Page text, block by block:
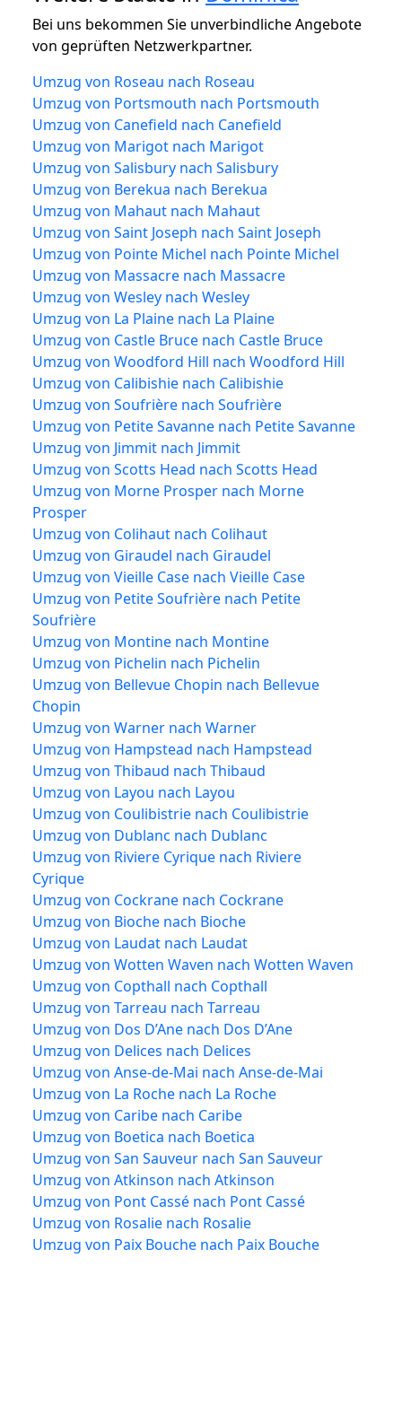
Bei uns bekommen Sie unverbindliche Angebote
von geprüften Netzwerkpartner.
Umzug von Roseau nach Roseau
Umzug von Portsmouth nach Portsmouth
Umzug von Canefield nach Canefield
Umzug von Marigot nach Marigot
Umzug von Salisbury nach Salisbury
Umzug von Berekua nach Berekua
Umzug von Mahaut nach Mahaut
Umzug von Saint Joseph nach Saint Joseph
Umzug von Pointe Michel nach Pointe Michel
Umzug von Massacre nach Massacre
Umzug von Wesley nach Wesley
Umzug von La Plaine nach La Plaine
Umzug von Castle Bruce nach Castle Bruce
Umzug von Woodford Hill nach Woodford Hill
Umzug von Calibishie nach Calibishie
Umzug von Soufrière nach Soufrière
Umzug von Petite Savanne nach Petite Savanne
Umzug von Jimmit nach Jimmit
Umzug von Scotts Head nach Scotts Head
Umzug von Morne Prosper nach Morne
Prosper
Umzug von Colihaut nach Colihaut
Umzug von Giraudel nach Giraudel
Umzug von Vieille Case nach Vieille Case
Umzug von Petite Soufrière nach Petite
Soufrière
Umzug von Montine nach Montine
Umzug von Pichelin nach Pichelin
Umzug von Bellevue Chopin nach Bellevue
Chopin
Umzug von Warner nach Warner
Umzug von Hampstead nach Hampstead
Umzug von Thibaud nach Thibaud
Umzug von Layou nach Layou
Umzug von Coulibistrie nach Coulibistrie
Umzug von Dublanc nach Dublanc
Umzug von Riviere Cyrique nach Riviere
Cyrique
Umzug von Cockrane nach Cockrane
Umzug von Bioche nach Bioche
Umzug von Laudat nach Laudat
Umzug von Wotten Waven nach Wotten Waven
Umzug von Copthall nach Copthall
Umzug von Tarreau nach Tarreau
Umzug von Dos D’Ane nach Dos D’Ane
Umzug von Delices nach Delices
Umzug von Anse-de-Mai nach Anse-de-Mai
Umzug von La Roche nach La Roche
Umzug von Caribe nach Caribe
Umzug von Boetica nach Boetica
Umzug von San Sauveur nach San Sauveur
Umzug von Atkinson nach Atkinson
Umzug von Pont Cassé nach Pont Cassé
Umzug von Rosalie nach Rosalie
Umzug von Paix Bouche nach Paix Bouche